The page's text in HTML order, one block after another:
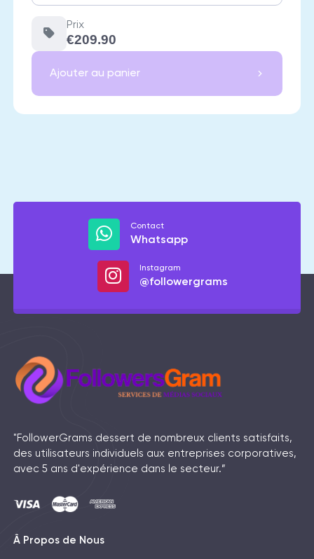
Prix
€209.90
Ajouter au panier
Contact
Whatsapp
Instagram
@followergrams
"FollowerGrams dessert de nombreux clients satisfaits,
des utilisateurs individuels aux entreprises corporatives,
avec 5 ans d'expérience dans le secteur.”
Â Propos de Nous